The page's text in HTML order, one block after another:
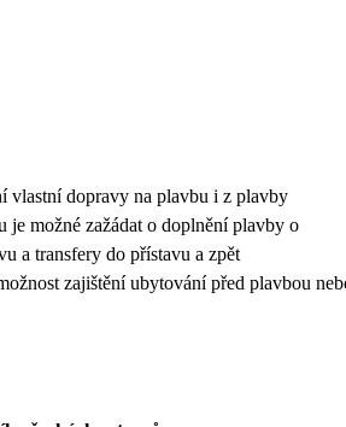
vlastní dopravy na plavbu i z plavby
je možné zažádat o doplnění plavby o
a transfery do přístavu a zpět
zajištění ubytování před plavbou